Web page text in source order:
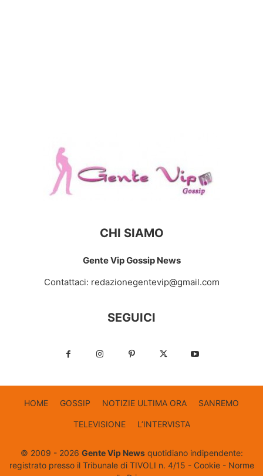
CHI SIAMO
Gente Vip Gossip News
Contattaci: redazionegentevip@gmail.com
SEGUICI
HOME GOSSIP NOTIZIE ULTIMA ORA SANREMO
TELEVISIONE L’INTERVISTA
© 2009 - 2026 Gente Vip Newsquotidiano indipendente:
registrato presso il Tribunale di TIVOLI n. 4/15 - Cookie- Norme